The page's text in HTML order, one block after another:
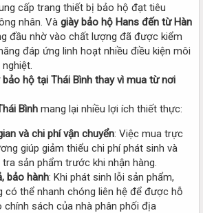
cấp trang thiết bị bảo hộ đạt tiêu
nhân. Và giày bảo hộ Hans đến từ Hàn
đầu nhờ vào chất lượng đã được kiểm
đáp ứng linh hoạt nhiều điều kiện môi
hộ tại Thái Bình thay vì mua từ nơi
Bình mang lại nhiều lợi ích thiết thực:
và chi phí vận chuyển: Việc mua trực
giúp giảm thiểu chi phí phát sinh và
sản phẩm trước khi nhận hàng.
bảo hành: Khi phát sinh lỗi sản phẩm,
có thể nhanh chóng liên hệ để được hỗ
sách của nhà phân phối địa